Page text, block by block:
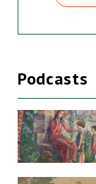
Podcasts